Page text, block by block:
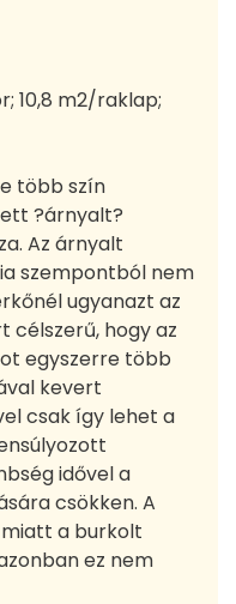
10,8 m2/raklap;
több szín
?árnyalt?
Az árnyalt
szempontból nem
ugyanazt az
célszerű, hogy az
egyszerre több
kevert
csak így lehet a
idővel a
csökken. A
a burkolt
ez nem